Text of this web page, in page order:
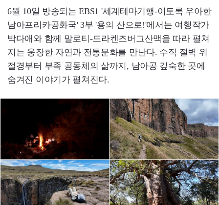
6월 10일 방송되는 EBS1 '세계테마기행-이토록 우아한
남아프리카공화국' 3부 '용의 산으로!'에서는 여행작가
박다애와 함께 말로티-드라켄즈버그산맥을 따라 펼쳐
지는 웅장한 자연과 전통문화를 만난다. 수직 절벽 위
절경부터 부족 공동체의 삶까지, 남아공 깊숙한 곳에
숨겨진 이야기가 펼쳐진다.